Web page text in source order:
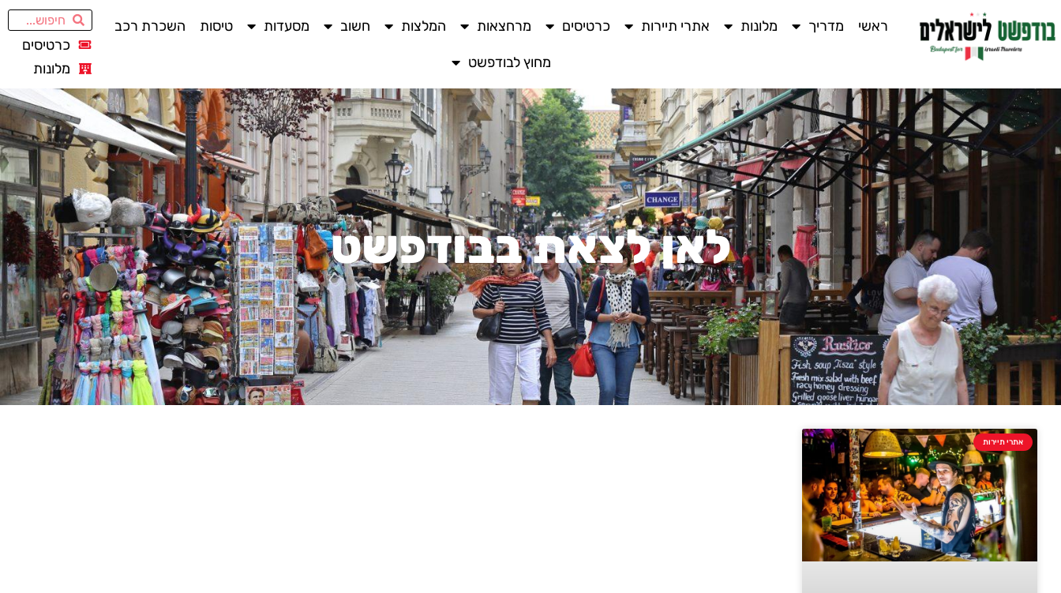
ראשי מדריך מלונות אתרי תיירות כרטיסים מרחצאות המלצות חשוב מסעדות טיסות השכרת רכב
מחוץ לבודפשט
כרטיסים
מלונות
לאן לצאת בבודפשט
אתרי תיירות